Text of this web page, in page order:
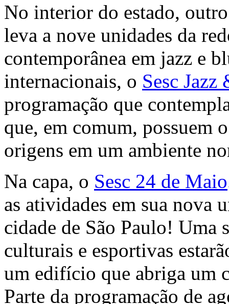
No interior do estado,
leva a nove unidades da
contemporânea em jazz e
internacionais, o Sesc Jazz
programação que
que, em comum, possuem
origens em um ambiente
Na capa, o Sesc 24 de Maio
as atividades em sua nova
cidade de São Paulo! Uma
culturais e esportivas
um edifício que abriga um
Parte da programação de